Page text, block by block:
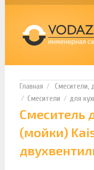
Смесители,
Смесители
для
Смеситель
(мойки)